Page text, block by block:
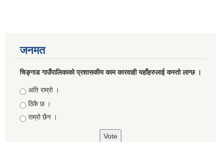
जनमत
चिङ्गाड गाउँपालिकाको प्रशासकीय काम कारवाही यहाँहरुलाई कस्तो लाग्छ ।
Choices
अति राम्रो ।
ठिकै छ ।
राम्रो छैन ।